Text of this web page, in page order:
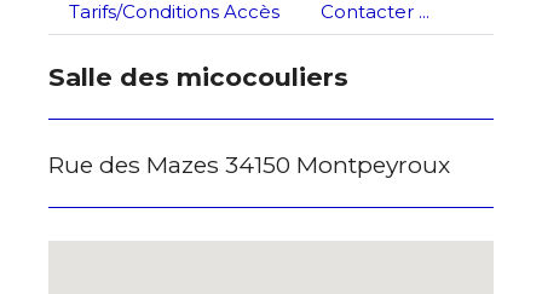
* Champ obligatoire
Tarifs/Conditions Accès Contacter ...
Salle des micocouliers
Rue des Mazes 34150 Montpeyroux